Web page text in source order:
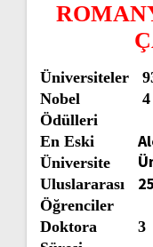
Üniversiteler
Nobel
Ödülleri
4
En Eski
Üniversite
Uluslararası
Öğrenciler
Doktora
3